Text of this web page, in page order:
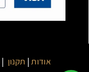
אודות | תקנון |